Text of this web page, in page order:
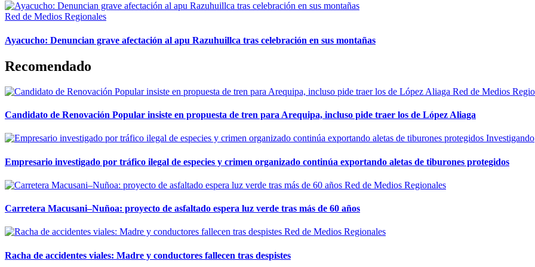
Red de Medios Regionales
Ayacucho: Denuncian grave afectación al apu Razuhuillca tras celebración en sus montañas
Recomendado
Red de Medios
Candidato de Renovación Popular insiste en propuesta de tren para Arequipa, incluso pide traer los de López Aliaga
Investigando
Empresario investigado por tráfico ilegal de especies y crimen organizado continúa exportando aletas de tiburones protegidos
Red de Medios Regionales
Carretera Macusani–Nuñoa: proyecto de asfaltado espera luz verde tras más de 60 años
Red de Medios Regionales
Racha de accidentes viales: Madre y conductores fallecen tras despistes